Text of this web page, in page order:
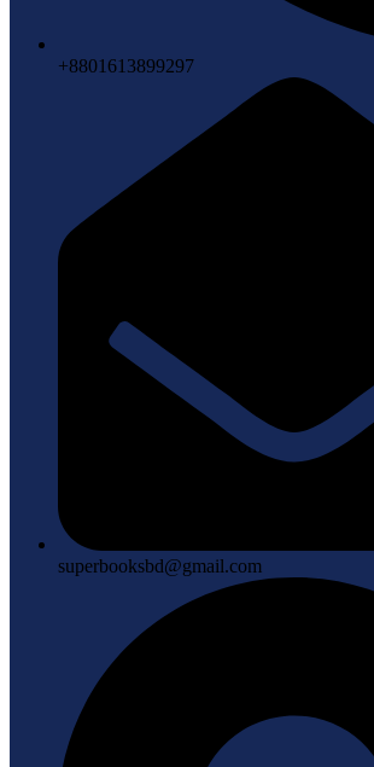
+8801613899297
superbooksbd@gmail.com